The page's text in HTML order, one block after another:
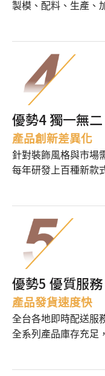
製模、配料、生產、
優勢4 獨一無二
產品創新差異化
針對裝飾風格與市場
每年研發上百種新款
優勢5 優質服務
產品發貨速度快
全台各地即時配送服
全系列產品庫存充足